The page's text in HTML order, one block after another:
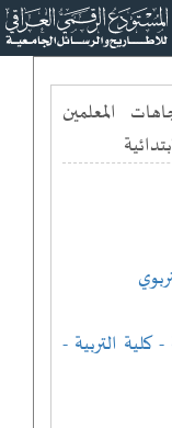
المعلمين
- كلية التربية -